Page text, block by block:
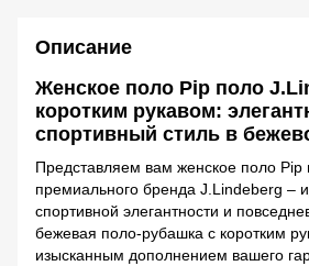
Описание
Женское поло Pip поло
коротким рукавом:
спортивный стиль в
Представляем вам женское поло Pip
премиального бренда J.Lindeberg –
спортивной элегантности и
бежевая поло-рубашка с коротким
изысканным дополнением вашего